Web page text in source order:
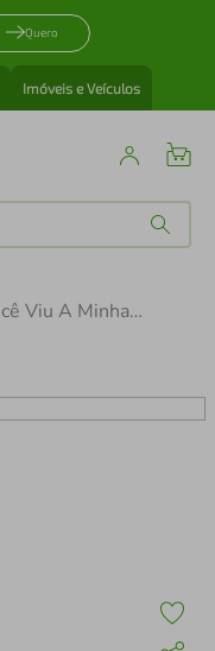
Quero
Imóveis e Veículos
Livro Você Viu A Minha Cauda?